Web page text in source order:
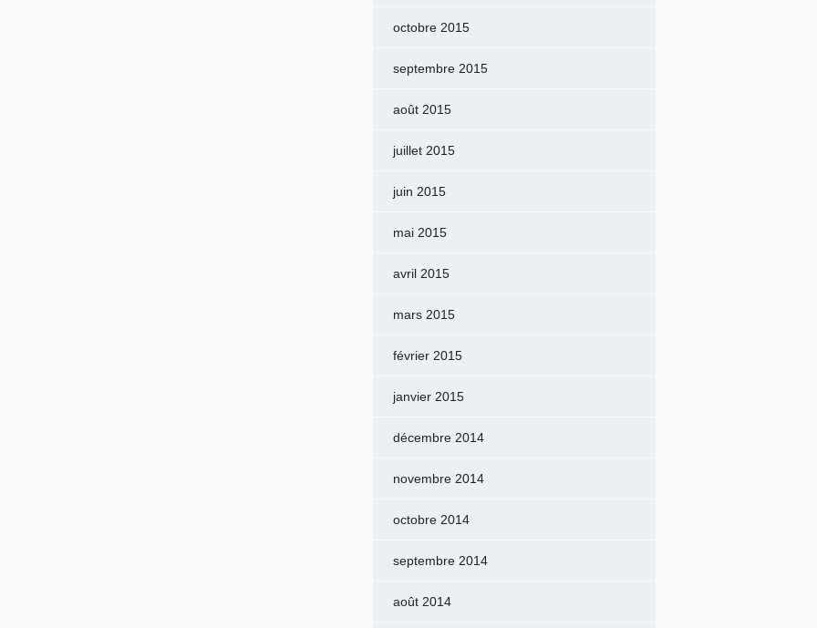
octobre 2015
septembre 2015
août 2015
juillet 2015
juin 2015
mai 2015
avril 2015
mars 2015
février 2015
janvier 2015
décembre 2014
novembre 2014
octobre 2014
septembre 2014
août 2014